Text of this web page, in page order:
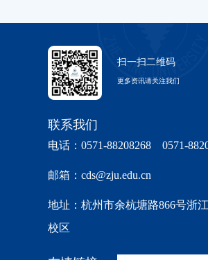
扫一扫二维码
更多资讯请关注我们
联系我们
电话：0571-88208268 0571-
邮箱：cds@zju.edu.cn
地址：杭州市余杭塘路866号浙
校区